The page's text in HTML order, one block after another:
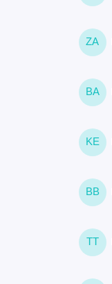
ZA
BA
KE
BB
TT